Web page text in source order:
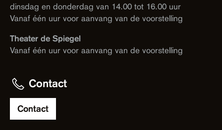
dinsdag en donderdag van 14.00 tot 16.00 uur
Vanaf één uur voor aanvang van de voorstelling
Theater de Spiegel
Vanaf één uur voor aanvang van de voorstelling
Contact
Contact